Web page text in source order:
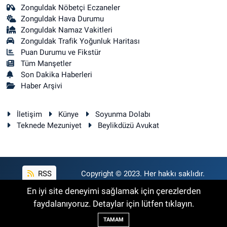
Zonguldak Nöbetçi Eczaneler
Zonguldak Hava Durumu
Zonguldak Namaz Vakitleri
Zonguldak Trafik Yoğunluk Haritası
Puan Durumu ve Fikstür
Tüm Manşetler
Son Dakika Haberleri
Haber Arşivi
İletişim Künye
Soyunma Dolabı
Teknede Mezuniyet
Beylikdüzü Avukat
RSS Copyright © 2023. Her hakkı saklıdır.
Haber Yazılımı:TE Bilişim
En iyi site deneyimi sağlamak için çerezlerden
faydalanıyoruz. Detaylar için lütfen tıklayın.
TAMAM